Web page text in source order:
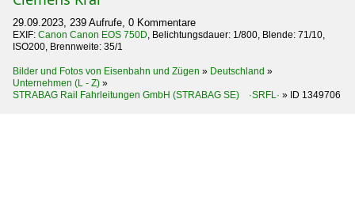
29.09.2023, 239 Aufrufe, 0 Kommentare
EXIF: Canon Canon EOS 750D, Belichtungsdauer: 1/800, Blende: 71/10,
ISO200, Brennweite: 35/1
Bilder und Fotos von Eisenbahn und Zügen » Deutschland »
Unternehmen (L - Z) »
STRABAG Rail Fahrleitungen GmbH (STRABAG SE) ·SRFL· » ID 1349706